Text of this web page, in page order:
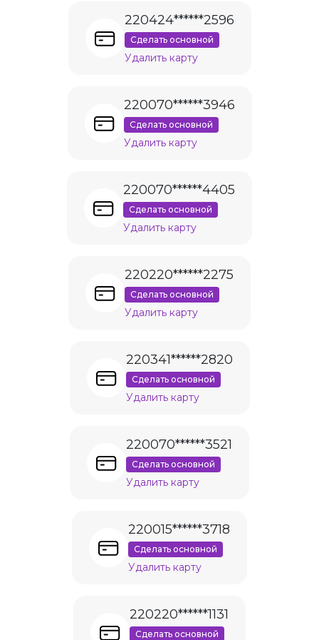
220424******2596
Сделать основной
Удалить карту
220070******3946
Сделать основной
Удалить карту
220070******4405
Сделать основной
Удалить карту
220220******2275
Сделать основной
Удалить карту
220341******2820
Сделать основной
Удалить карту
220070******3521
Сделать основной
Удалить карту
220015******3718
Сделать основной
Удалить карту
220220******1131
Сделать основной